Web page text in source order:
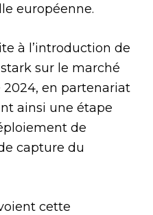
européenne.
à l’introduction de
sur le marché
en partenariat
ainsi une étape
de
capture du
cette